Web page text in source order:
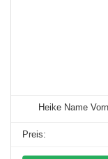
Heike Name